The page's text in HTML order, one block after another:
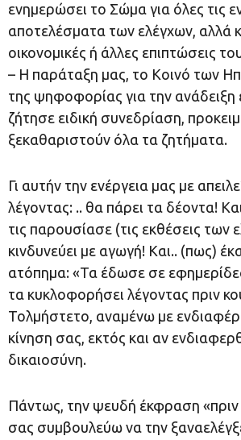
ενημερώσει το Σώμα για όλες τις
αποτελέσματα των ελέγχων, αλλά
οικονομικές ή άλλες επιπτώσεις
– Η παράταξη μας, το Κοινό των
της ψηφοφορίας για την
ζήτησε ειδική συνεδρίαση,
ξεκαθαριστούν όλα τα ζητήματα.
Γι αυτήν την ενέργεια μας με
λέγοντας: .. θα πάρει τα δέοντα!
τις παρουσίασε (τις εκθέσεις των
κινδυνεύει με αγωγή! Και.. (πως)
ατόπημα: «Τα έδωσε σε
τα κυκλοφορήσει λέγοντας πριν
Τολμήστετο, αναμένω με
κίνηση σας, εκτός και αν
δικαιοσύνη.
Πάντως, την ψευδή έκφραση
σας συμβουλεύω να την